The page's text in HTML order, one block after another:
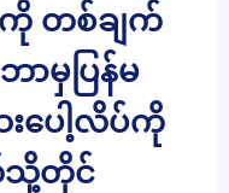
ကို တစ်ချက်
မှပြန်မ
ပေါ့လိပ်ကို
သို့တိုင်